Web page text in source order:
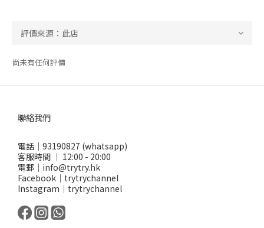
尚未有任何評價
聯絡我們
電話｜93190827 (whatsapp)
客服時間 ｜ 12:00 - 20:00
電郵｜info@trytry.hk
Facebook｜trytrychannel
Instagram｜trytrychannel